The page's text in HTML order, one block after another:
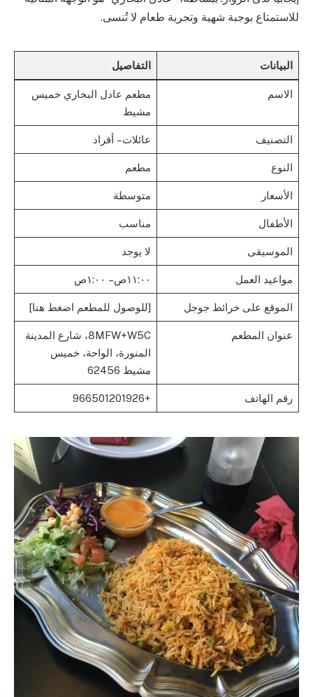
للاستمتاع بوجبة شهية وتجربة طعام لا تُنسى.
البيانات التفاصيل
الاسم
مطعم عادل البخاري خميس
مشيط
التصنيف عائلات – أفراد
النوع مطعم
الأسعار متوسطة
الأطفال مناسب
الموسيقى لا يوجد
مواعيد العمل ١١:٠٠ص – ١:٠٠ص
الموقع على خرائط جوجل [للوصول للمطعم اضغط هنا]
عنوان المطعم
8MFW+W5C، شارع المدينة
المنورة، الواحة، خميس
مشيط 62456
رقم الهاتف +966501201926